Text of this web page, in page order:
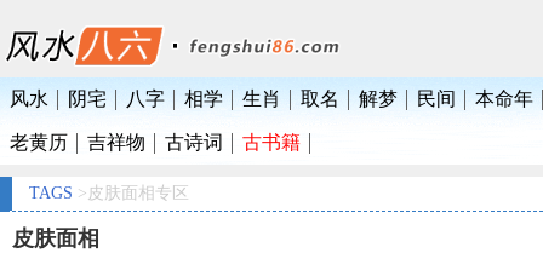
风水 阴宅 八字 相学 生肖 取名 解梦 民间 本命年
老黄历 吉祥物 古诗词 古书籍
TAGS >皮肤面相专区
皮肤面相